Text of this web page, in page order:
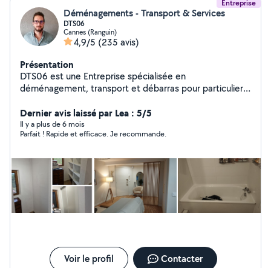
Entreprise
Déménagements - Transport & Services
DTS06
Cannes (Ranguin)
4,9/5 (235 avis)
Présentation
DTS06 est une Entreprise spécialisée en
déménagement, transport et débarras pour particuliers
équipe expérimentée. Devis gratuit et intervention sur
mesure. Zones desservies : bassin cannois, Alpes-
Maritimes région PACA et toute la France. Notre travail
le sourire. Mais aussi dans les règles de l'art et avec
toutes les autorisations nécessaires à savoir capacité
professionnelle de transport, licence de transport et
assurances. 06-62-02-17-71
Dernier avis laissé par Lea : 5/5
Il y a plus de 6 mois
Parfait ! Rapide et efficace. Je recommande.
Voir le profil Contacter